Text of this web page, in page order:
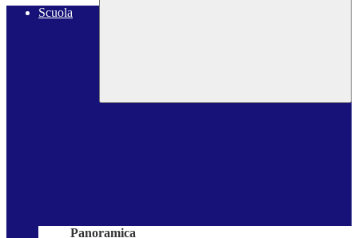
Scuola
Panoramica